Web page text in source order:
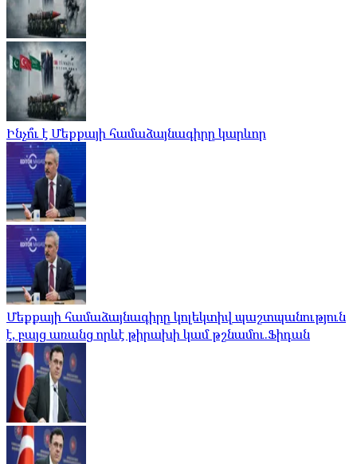
Ինչո՞ւ է Մեքքայի համաձայնագիրը կարևոր
Մեքքայի համաձայնագիրը կոլեկտիվ պաշտպանություն
է, բայց առանց որևէ թիրախի կամ թշնամու.Ֆիդան